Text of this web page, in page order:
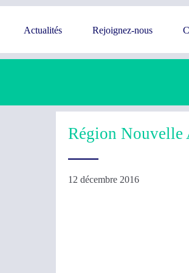
Actualités Rejoignez-nous
Région Nouvelle
12 décembre 2016